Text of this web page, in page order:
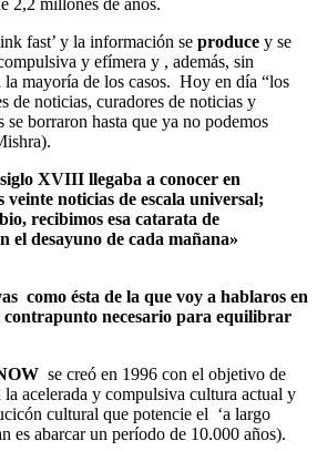
fast’ y la información se produce y se
y efímera y , además, sin
la mayoría de los casos. Hoy en día “los
de noticias, curadores de noticias y
se borraron hasta que ya no podemos
XVIII llegaba a conocer en
veinte noticias de escala universal;
recibimos esa catarata de
el desayuno de cada mañana»
como ésta de la que voy a hablaros en
contrapunto necesario para equilibrar
se creó en 1996 con el objetivo de
acelerada y compulsiva cultura actual y
cultural que potencie el ‘a largo
es abarcar un período de 10.000 años).